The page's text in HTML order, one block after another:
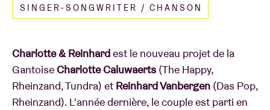
SINGER-SONGWRITER / CHANSON
Charlotte & Reinhardest le nouveau projet de la
GantoiseCharlotte Caluwaerts (The Happy,
Rheinzand, Tundra) et Reinhard Vanbergen (Das Pop,
Rheinzand). L'année dernière, le couple est parti en